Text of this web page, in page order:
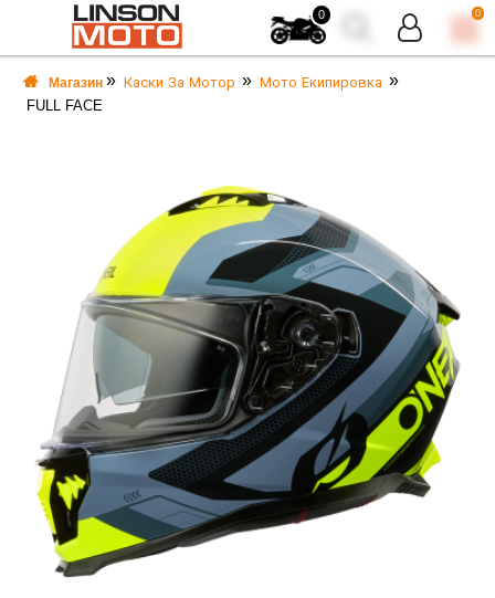
0 0
Магазин Каски За Мотор
Мото Екипировка
FULL FACE